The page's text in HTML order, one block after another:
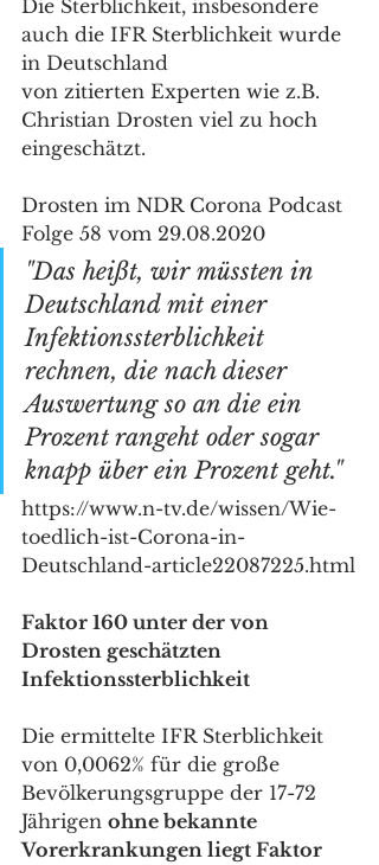
Die Sterblichkeit, insbesondere
auch die IFR Sterblichkeit wurde
in Deutschland
von zitierten Experten wie z.B.
Christian Drosten viel zu hoch
eingeschätzt.
Drosten im NDR Corona Podcast
Folge 58 vom 29.08.2020
"Das heißt, wir müssten in
Deutschland mit einer
Infektionssterblichkeit
rechnen, die nach dieser
Auswertung so an die ein
Prozent rangeht oder sogar
knapp über ein Prozent geht."
https://www.n-tv.de/wissen/Wie-
toedlich-ist-Corona-in-
Deutschland-article22087225.html
Faktor 160 unter der von
Drosten geschätzten
Infektionssterblichkeit
Die ermittelte IFR Sterblichkeit
von 0,0062% für die große
Bevölkerungsgruppe der 17-72
Jährigen ohne bekannte
Vorerkrankungen liegt Faktor